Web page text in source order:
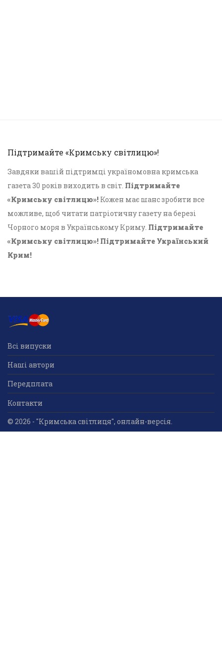
Підтримайте «Кримську світлицю»!
Завдяки вашій підтримці україномовна кримська
газета 30 років виходить в світ. Підтримайте
«Кримську світлицю»! Кожен має шанс зробити все
можливе, щоб читати патріотичну газету на березі
Чорного моря в Українському Криму. Підтримайте
«Кримську світлицю»! Підтримайте Український
Крим!
Всі випуски
Наші автори
Передплата
Контакти
© 2026 - "Кримська світлиця", онлайн-версія.